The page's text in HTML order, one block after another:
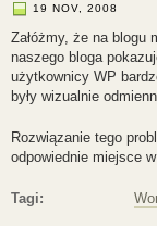
19 NOV, 2008
Załóżmy, że na blogu
naszego bloga
użytkownicy WP
były wizualnie
Rozwiązanie tego
odpowiednie miejsce
Tagi: